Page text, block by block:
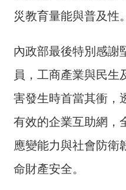
RSS
English
網
站
安
全
策
隱
災教育量能與普及性。
內政部最後特別感謝
員，工商產業與民生
害發生時首當其衝，
有效的企業互助網，
應變能力與社會防衛
命財產安全。